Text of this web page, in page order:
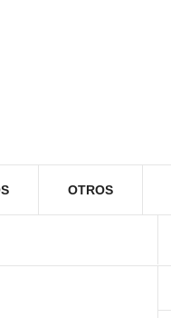
OTROS